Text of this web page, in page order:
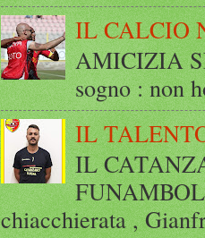
IL CALCIO
AMICIZIA
sogno : non
IL
IL
chiacchierata ,